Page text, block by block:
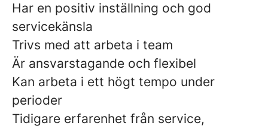
Har en positiv inställning och god
servicekänsla
Trivs med att arbeta i team
Är ansvarstagande och flexibel
Kan arbeta i ett högt tempo under
perioder
Tidigare erfarenhet från service,